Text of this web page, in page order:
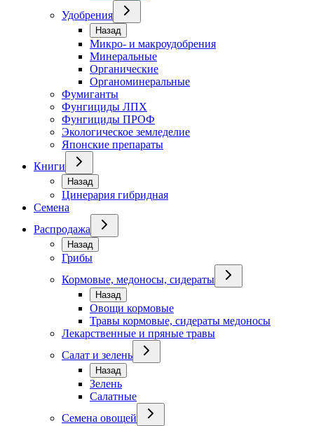
Удобрения
Назад
Микро- и макроудобрения
Минеральные
Органические
Органоминеральные
Фумиганты
Фунгициды ЛПХ
Фунгициды ПРОФ
Экологическое земледелие
Японские препараты
Книги
Назад
Цинерария гибридная
Семена
Распродажа
Назад
Грибы
Кормовые, медоносы, сидераты
Назад
Овощи кормовые
Травы кормовые, сидераты медоносы
Лекарственные и пряные травы
Салат и зелень
Назад
Зелень
Салатные
Семена овощей